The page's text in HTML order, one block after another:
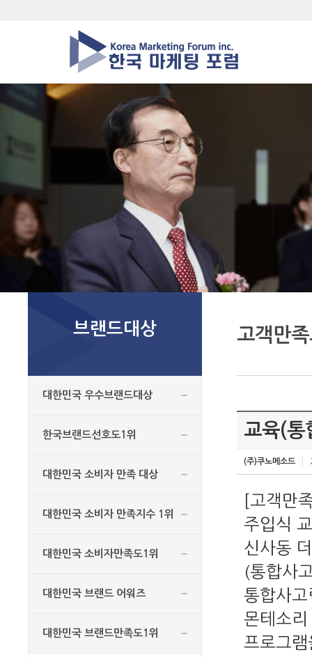
브랜드대상
대한민국 우수브랜드대상
한국브랜드선호도1위
대한민국 소비자 만족 대상
대한민국 소비자 만족지수 1위
대한민국 소비자만족도1위
대한민국 브랜드 어워즈
대한민국 브랜드만족도1위
고객만
교육(통
(주)쿠노메소드
[고객만
주입식
신사동
(통합사
통합사
몬테소리
프로그램